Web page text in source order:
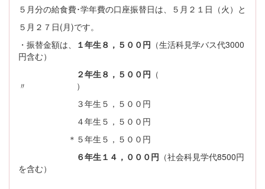
５月分の給食費･学年費の口座振替日は、５月２１日（火）と
５月２７日(月)です。
・振替金額は、
１年生８，５００円 （生活科見学バス代3000
円含む）
２年生８，５００円 （
〃 ）
３年生５，５００円
４年生５，５００円
＊５年生５，５００円
６年生１４，０００円 （社会科見学代8500円
を含む）